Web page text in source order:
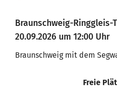
Braunschweig-Ringgleis-
20.09.2026 um 12:00 Uhr
Braunschweig mit dem
Freie